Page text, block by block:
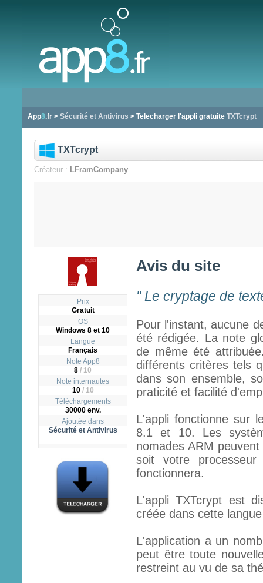
App8.fr > Sécurité et Antivirus > Telecharger l'appli gratuite TXTcrypt
TXTcrypt
Créateur : LFramCompany
Prix
Gratuit
OS
Windows 8 et 10
Langue
Français
Note App8
8 / 10
Note internautes
10 / 10
Téléchargements
30000 env.
Ajoutée dans
Sécurité et Antivirus
Avis du site
" Le cryptage de
Pour l'instant, aucune
été rédigée. La note
de même été
différents critères tels
dans son ensemble,
praticité et facilité
L'appli fonctionne sur
8.1 et 10. Les
nomades ARM
soit votre
fonctionnera.
L'appli TXTcrypt est
créée dans cette
L'application a un
peut être toute
restreint au vu de sa